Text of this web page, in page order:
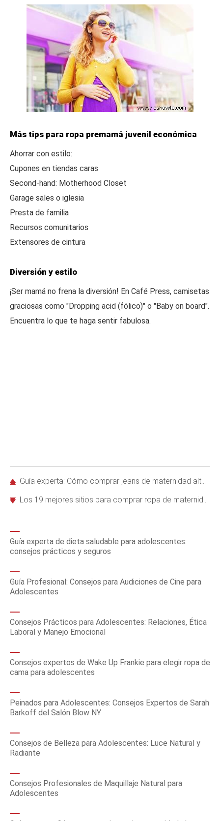
Más tips para ropa premamá juvenil económica
Ahorrar con estilo:
Cupones en tiendas caras
Second-hand: Motherhood Closet
Garage sales o iglesia
Presta de familia
Recursos comunitarios
Extensores de cintura
Diversión y estilo
¡Ser mamá no frena la diversión! En Café Press, camisetas
graciosas como "Dropping acid (fólico)" o "Baby on board".
Encuentra lo que te haga sentir fabulosa.
Guía experta: Cómo comprar jeans de maternidad altos, asequibles y cómodos
Los 19 mejores sitios para comprar ropa de maternidad cómoda y elegante
Guía experta de dieta saludable para adolescentes:
consejos prácticos y seguros
Guía Profesional: Consejos para Audiciones de Cine para
Adolescentes
Consejos Prácticos para Adolescentes: Relaciones, Ética
Laboral y Manejo Emocional
Consejos expertos de Wake Up Frankie para elegir ropa de
cama para adolescentes
Peinados para Adolescentes: Consejos Expertos de Sarah
Barkoff del Salón Blow NY
Consejos de Belleza para Adolescentes: Luce Natural y
Radiante
Consejos Profesionales de Maquillaje Natural para
Adolescentes